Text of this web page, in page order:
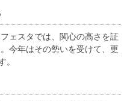
ェスタでは、関心の高さを証
今年はその勢いを受けて、更
。